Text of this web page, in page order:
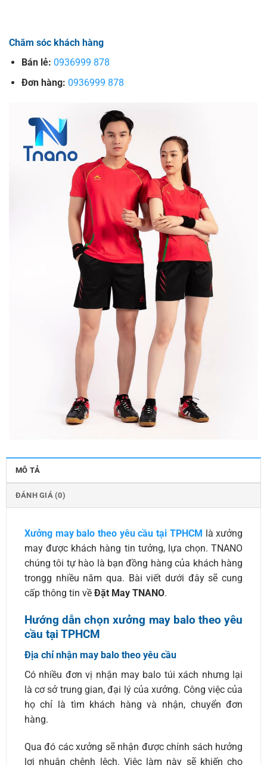
Chăm sóc khách hàng
Bán lẻ: 0936999 878
Đơn hàng: 0936999 878
MÔ TẢ
ĐÁNH GIÁ (0)
Xưởng may balo theo yêu cầu tại TPHCM
là xưởng
may được khách hàng tin tưởng, lựa chọn. TNANO
chúng tôi tự hào là bạn đồng hàng của khách hàng
trongg nhiều năm qua. Bài viết dưới đây sẽ cung
cấp thông tin về Đặt May TNANO.
Hướng dẫn chọn xưởng may balo theo yêu
cầu tại TPHCM
Địa chỉ nhận may balo theo yêu cầu
Có nhiều đơn vị nhận may balo túi xách nhưng lại
là cơ sở trung gian, đại lý của xưởng. Công việc của
họ chỉ là tìm khách hàng và nhận, chuyển đơn
hàng.
Qua đó các xưởng sẽ nhận được chính sách hưởng
lợi nhuận chênh lệch. Việc làm này sẽ khiến cho